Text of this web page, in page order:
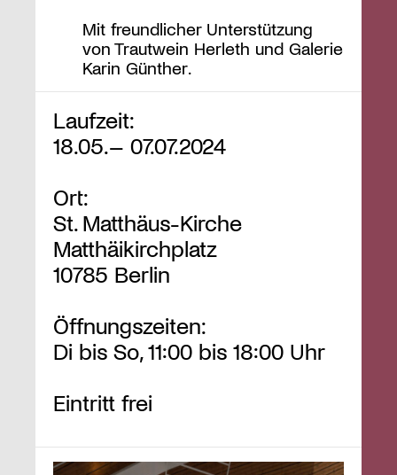
Mit freundlicher Unterstützung
von Trautwein Herleth und Galerie
Karin Günther.
Laufzeit:
18.05.– 07.07.2024
Ort:
St. Matthäus-Kirche
Matthäikirchplatz
10785 Berlin
Öffnungszeiten:
Di bis So, 11:00 bis 18:00 Uhr
Eintritt frei